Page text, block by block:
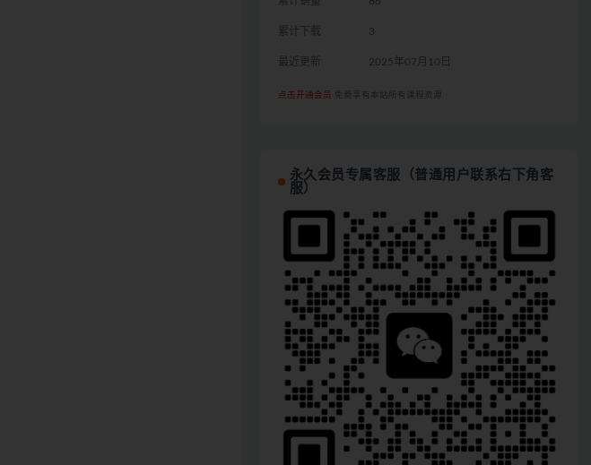
累计下载 3
最近更新 2025年07月10日
点击开通会员 免费享有本站所有课程资源
永久会员专属客服（普通用户联系右下角客
服）